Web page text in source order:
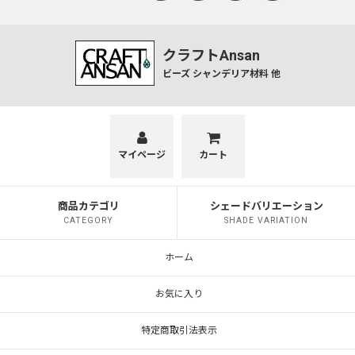
クラフトAnsan
ビーズ シャンデリア材料 他
商品カテゴリ
CATEGORY
シェードバリエーション
SHADE VARIATION
マイページ カート
ホーム
お気に入り
特定商取引法表示